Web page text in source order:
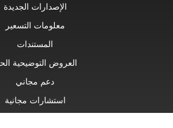
الإصدارات الجديدة
معلومات التسعير
المستندات
العروض التوضيحية
دعم مجاني
استشارات مجانية